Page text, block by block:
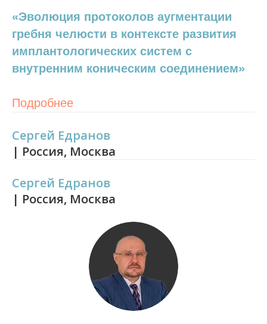
«Эволюция протоколов аугментации
гребня челюсти в контексте развития
имплантологических систем с
внутренним коническим соединением»
Подробнее
Сергей Едранов
| Россия, Москва
Сергей Едранов
| Россия, Москва